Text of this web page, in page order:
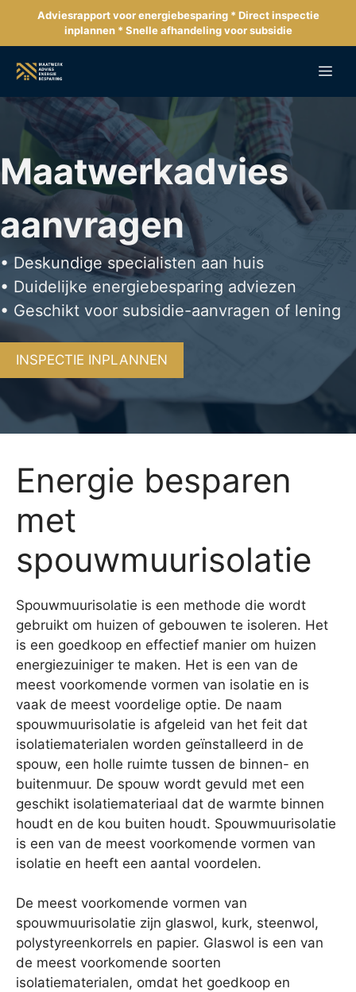
de
inhoud
Adviesrapport voor energiebesparing * Direct inspectie
inplannen * Snelle afhandeling voor subsidie
Maatwerkadvies
aanvragen
• Deskundige specialisten aan huis
• Duidelijke energiebesparing adviezen
• Geschikt voor subsidie-aanvragen of lening
INSPECTIE INPLANNEN
Energie besparen
met
spouwmuurisolatie
Spouwmuurisolatie is een methode die wordt
gebruikt om huizen of gebouwen te isoleren. Het
is een goedkoop en effectief manier om huizen
energiezuiniger te maken. Het is een van de
meest voorkomende vormen van isolatie en is
vaak de meest voordelige optie. De naam
spouwmuurisolatie is afgeleid van het feit dat
isolatiematerialen worden geïnstalleerd in de
spouw, een holle ruimte tussen de binnen- en
buitenmuur. De spouw wordt gevuld met een
geschikt isolatiemateriaal dat de warmte binnen
houdt en de kou buiten houdt. Spouwmuurisolatie
is een van de meest voorkomende vormen van
isolatie en heeft een aantal voordelen.
De meest voorkomende vormen van
spouwmuurisolatie zijn glaswol, kurk, steenwol,
polystyreenkorrels en papier. Glaswol is een van
de meest voorkomende soorten
isolatiematerialen, omdat het goedkoop en